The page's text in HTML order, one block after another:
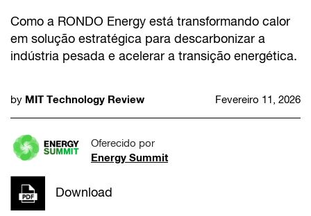
Como a RONDO Energy está transformando calor
em solução estratégica para descarbonizar a
indústria pesada e acelerar a transição energética.
by MIT Technology Review Fevereiro 11, 2026
Oferecido por
Energy Summit
Download